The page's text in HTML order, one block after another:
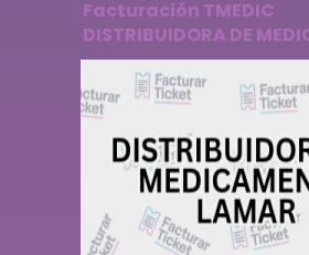
Facturación TMEDIC
DISTRIBUIDORA DE
– Descargar Factura